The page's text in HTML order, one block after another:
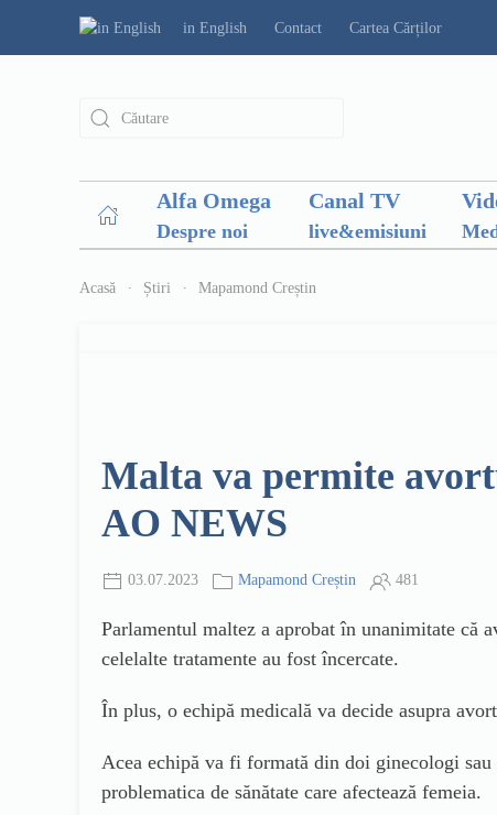
in English Contact Cartea Cărților
Alfa Omega
Despre noi
Canal TV
live&emisiuni
Acasă Știri Mapamond Creștin
Malta va permite
AO NEWS
03.07.2023 Mapamond Creștin 481
Parlamentul maltez a aprobat în unanimitate că
celelalte tratamente au fost încercate.
În plus, o echipă medicală va decide asupra
Acea echipă va fi formată din doi ginecologi
problematica de sănătate care afectează femeia.